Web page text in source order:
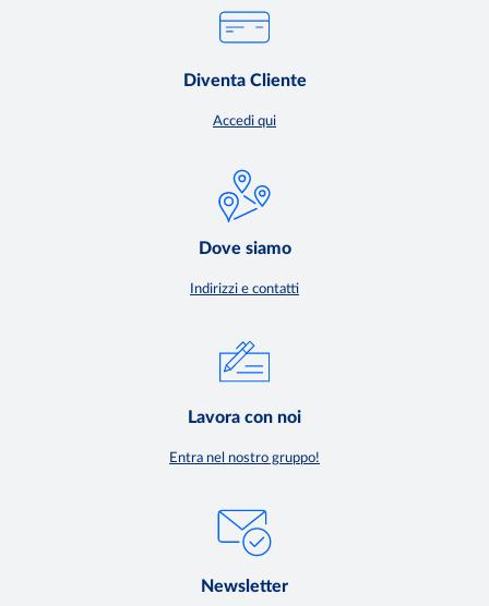
Diventa Cliente
Accedi qui
Dove siamo
Indirizzi e contatti
Lavora con noi
Entra nel nostro gruppo!
Newsletter